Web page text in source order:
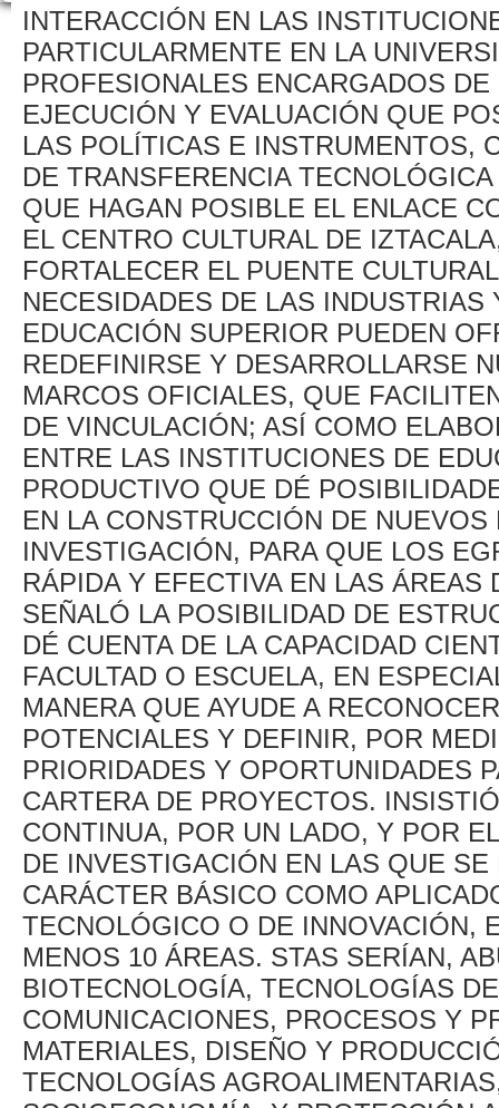
INTERACCIÓN EN LAS
PARTICULARMENTE EN LA
PROFESIONALES ENCARGADOS
EJECUCIÓN Y EVALUACIÓN QUE
LAS POLÍTICAS E INSTRUMENTOS,
DE TRANSFERENCIA
QUE HAGAN POSIBLE EL ENLACE
EL CENTRO CULTURAL DE
FORTALECER EL PUENTE
NECESIDADES DE LAS
EDUCACIÓN SUPERIOR PUEDEN
REDEFINIRSE Y DESARROLLARSE
MARCOS OFICIALES, QUE
DE VINCULACIÓN; ASÍ COMO
ENTRE LAS INSTITUCIONES DE
PRODUCTIVO QUE DÉ
EN LA CONSTRUCCIÓN DE
INVESTIGACIÓN, PARA QUE LOS
RÁPIDA Y EFECTIVA EN LAS
SEÑALÓ LA POSIBILIDAD DE
DÉ CUENTA DE LA CAPACIDAD
FACULTAD O ESCUELA, EN
MANERA QUE AYUDE A
POTENCIALES Y DEFINIR, POR
PRIORIDADES Y OPORTUNIDADES
CARTERA DE PROYECTOS.
CONTINUA, POR UN LADO, Y POR
DE INVESTIGACIÓN EN LAS QUE
CARÁCTER BÁSICO COMO
TECNOLÓGICO O DE INNOVACIÓN,
MENOS 10 ÁREAS. STAS SERÍAN,
BIOTECNOLOGÍA, TECNOLOGÍAS
COMUNICACIONES, PROCESOS Y
MATERIALES, DISEÑO Y
TECNOLOGÍAS